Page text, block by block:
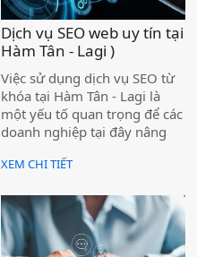
Google.
Dịch vụ SEO web uy tín tại
Hàm Tân - Lagi )
Việc sử dụng dịch vụ SEO từ
khóa tại Hàm Tân - Lagi là
một yếu tố quan trọng để các
doanh nghiệp tại đây nâng
và tiếp cận được nhiều khách
XEM CHI TIẾT